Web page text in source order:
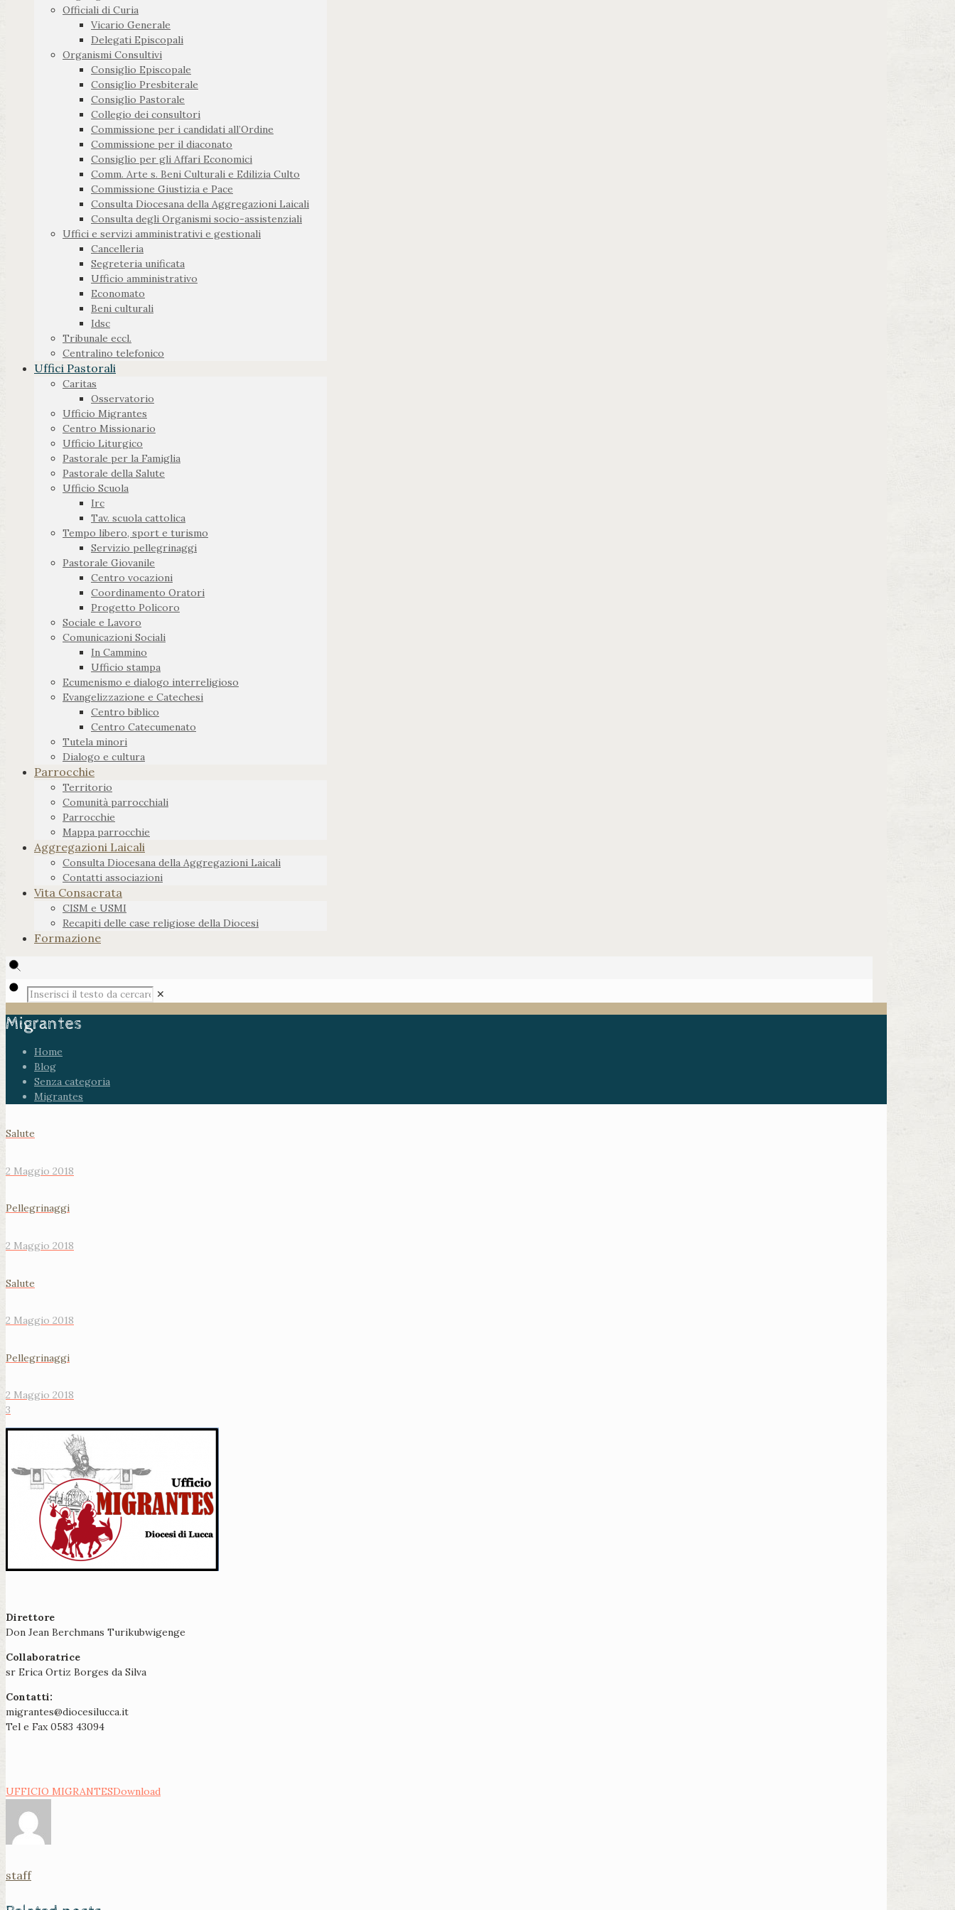
Officiali di Curia
Vicario Generale
Delegati Episcopali
Organismi Consultivi
Consiglio Episcopale
Consiglio Presbiterale
Consiglio Pastorale
Collegio dei consultori
Commissione per i candidati all’Ordine
Commissione per il diaconato
Consiglio per gli Affari Economici
Comm. Arte s. Beni Culturali e Edilizia Culto
Commissione Giustizia e Pace
Consulta Diocesana della Aggregazioni Laicali
Consulta degli Organismi socio-assistenziali
Uffici e servizi amministrativi e gestionali
Cancelleria
Segreteria unificata
Ufficio amministrativo
Economato
Beni culturali
Idsc
Tribunale eccl.
Centralino telefonico
Uffici Pastorali
Caritas
Osservatorio
Ufficio Migrantes
Centro Missionario
Ufficio Liturgico
Pastorale per la Famiglia
Pastorale della Salute
Ufficio Scuola
Irc
Tav. scuola cattolica
Tempo libero, sport e turismo
Servizio pellegrinaggi
Pastorale Giovanile
Centro vocazioni
Coordinamento Oratori
Progetto Policoro
Sociale e Lavoro
Comunicazioni Sociali
In Cammino
Ufficio stampa
Ecumenismo e dialogo interreligioso
Evangelizzazione e Catechesi
Centro biblico
Centro Catecumenato
Tutela minori
Dialogo e cultura
Parrocchie
Territorio
Comunità parrocchiali
Parrocchie
Mappa parrocchie
Aggregazioni Laicali
Consulta Diocesana della Aggregazioni Laicali
Contatti associazioni
Vita Consacrata
CISM e USMI
Recapiti delle case religiose della Diocesi
Formazione
✕
Migrantes
Home
Blog
Senza categoria
Migrantes
Salute
2 Maggio 2018
Pellegrinaggi
2 Maggio 2018
Salute
2 Maggio 2018
Pellegrinaggi
2 Maggio 2018
3
Direttore
Don Jean Berchmans Turikubwigenge
Collaboratrice
sr Erica Ortiz Borges da Silva
Contatti:
migrantes@diocesilucca.it
Tel e Fax 0583 43094
UFFICIO MIGRANTESDownload
staff